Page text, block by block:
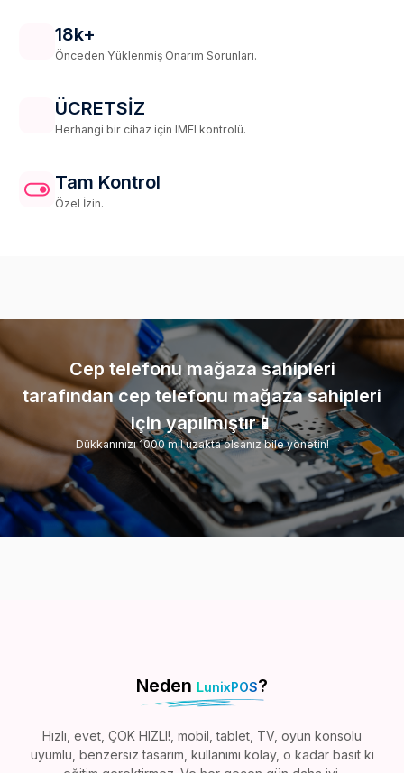
18k+
Önceden Yüklenmiş Onarım Sorunları.
ÜCRETSIZ
Herhangi bir cihaz için IMEI kontrolü.
Tam Kontrol
Özel İzin.
Cep telefonu mağaza sahipleri
tarafından cep telefonu mağaza sahipleri
için yapılmıştır📱
Dükkanınızı 1000 mil uzakta olsanız bile yönetin!
Neden LunixPOS?
Hızlı, evet, ÇOK HIZLI!, mobil, tablet, TV, oyun konsolu
uyumlu, benzersiz tasarım, kullanımı kolay, o kadar basit ki